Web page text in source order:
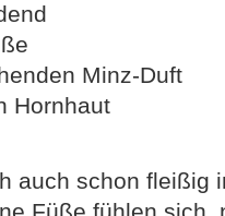
Minz-Duft
Hornhaut
auch schon fleißig